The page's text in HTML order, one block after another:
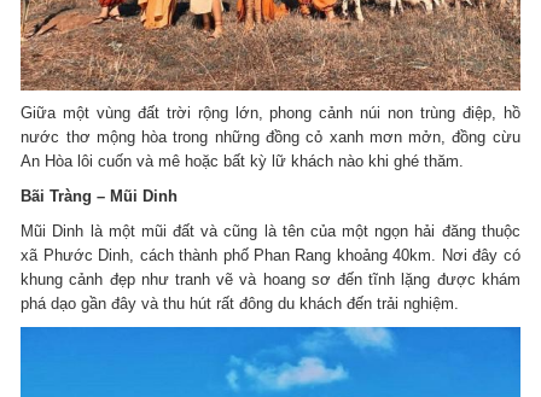
Giữa một vùng đất trời rộng lớn, phong cảnh núi non trùng điệp, hồ
nước thơ mộng hòa trong những đồng cỏ xanh mơn mởn, đồng cừu
An Hòa lôi cuốn và mê hoặc bất kỳ lữ khách nào khi ghé thăm.
Bãi Tràng – Mũi Dinh
Mũi Dinh là một mũi đất và cũng là tên của một ngọn hải đăng thuộc
xã Phước Dinh, cách thành phố Phan Rang khoảng 40km. Nơi đây có
khung cảnh đẹp như tranh vẽ và hoang sơ đến tĩnh lặng được khám
phá dạo gần đây và thu hút rất đông du khách đến trải nghiệm.